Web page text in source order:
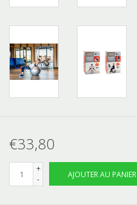
€33,80
+
-
AJOUTER AU PANIER